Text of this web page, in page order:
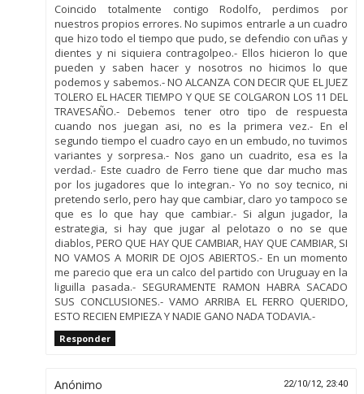
Coincido totalmente contigo Rodolfo, perdimos por
nuestros propios errores. No supimos entrarle a un cuadro
que hizo todo el tiempo que pudo, se defendio con uñas y
dientes y ni siquiera contragolpeo.- Ellos hicieron lo que
pueden y saben hacer y nosotros no hicimos lo que
podemos y sabemos.- NO ALCANZA CON DECIR QUE EL JUEZ
TOLERO EL HACER TIEMPO Y QUE SE COLGARON LOS 11 DEL
TRAVESAÑO.- Debemos tener otro tipo de respuesta
cuando nos juegan asi, no es la primera vez.- En el
segundo tiempo el cuadro cayo en un embudo, no tuvimos
variantes y sorpresa.- Nos gano un cuadrito, esa es la
verdad.- Este cuadro de Ferro tiene que dar mucho mas
por los jugadores que lo integran.- Yo no soy tecnico, ni
pretendo serlo, pero hay que cambiar, claro yo tampoco se
que es lo que hay que cambiar.- Si algun jugador, la
estrategia, si hay que jugar al pelotazo o no se que
diablos, PERO QUE HAY QUE CAMBIAR, HAY QUE CAMBIAR, SI
NO VAMOS A MORIR DE OJOS ABIERTOS.- En un momento
me parecio que era un calco del partido con Uruguay en la
liguilla pasada.- SEGURAMENTE RAMON HABRA SACADO
SUS CONCLUSIONES.- VAMO ARRIBA EL FERRO QUERIDO,
ESTO RECIEN EMPIEZA Y NADIE GANO NADA TODAVIA.-
Responder
Anónimo 22/10/12, 23:40